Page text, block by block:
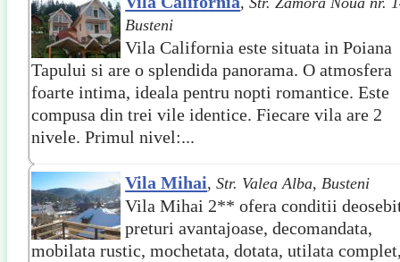
Busteni
Vila California este situata in Poiana
Tapului si are o splendida panorama. O atmosfera
foarte intima, ideala pentru nopti romantice. Este
compusa din trei vile identice. Fiecare vila are 2
nivele. Primul nivel:...
Vila Mihai,Str. Valea Alba, Busteni
Vila Mihai 2** ofera conditii
preturi avantajoase, decomandata,
mobilata rustic, mochetata, dotata, utilata